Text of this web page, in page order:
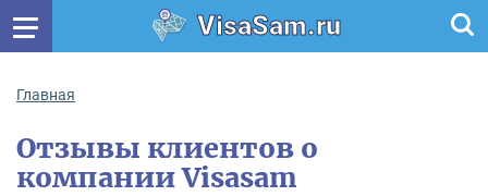
VisaSam.ru
Главная
Отзывы клиентов о
компании Visasam